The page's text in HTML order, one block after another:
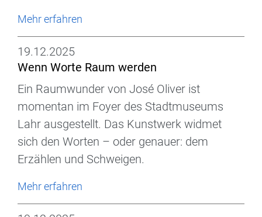
Mehr erfahren
19.12.2025
Wenn Worte Raum werden
Ein Raumwunder von José Oliver ist
momentan im Foyer des Stadtmuseums
Lahr ausgestellt. Das Kunstwerk widmet
sich den Worten – oder genauer: dem
Erzählen und Schweigen.
Mehr erfahren